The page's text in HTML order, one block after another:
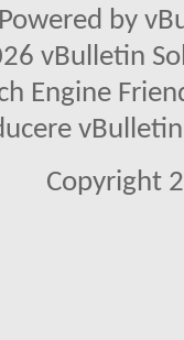
Powered by
vBulletin
Engine
Copyright